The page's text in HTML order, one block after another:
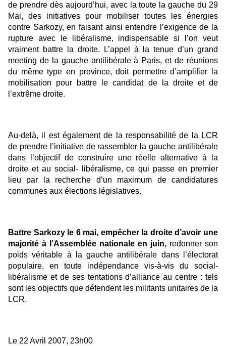
de prendre dès aujourd’hui, avec la toute la gauche du 29
Mai, des initiatives pour mobiliser toutes les énergies
contre Sarkozy, en faisant ainsi entendre l’exigence de la
rupture avec le libéralisme, indispensable si l’on veut
vraiment battre la droite. L’appel à la tenue d’un grand
meeting de la gauche antilibérale à Paris, et de réunions
du même type en province, doit permettre d’amplifier la
mobilisation pour battre le candidat de la droite et de
l’extrême droite.
Au-delà, il est également de la responsabilité de la LCR
de prendre l’initiative de rassembler la gauche antilibérale
dans l’objectif de construire une réelle alternative à la
droite et au social- libéralisme, ce qui passe en premier
lieu par la recherche d’un maximum de candidatures
communes aux élections législatives.
Battre Sarkozy le 6 mai, empêcher la droite d’avoir une
majorité à l’Assemblée nationale en juin, redonner son
poids véritable à la gauche antilibérale dans l’électorat
populaire, en toute indépendance vis-à-vis du social-
libéralisme et de ses tentations d’alliance au centre : tels
sont les objectifs que défendent les militants unitaires de la
LCR.
Le 22 Avril 2007, 23h00